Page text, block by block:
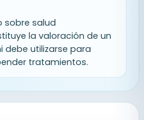
sobre salud
la valoración de un
debe utilizarse para
tratamientos.